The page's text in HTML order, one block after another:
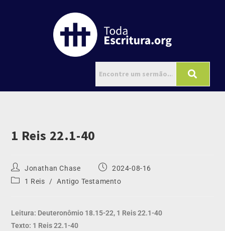
1 Reis 22.1-40
Jonathan Chase
2024-08-16
1 Reis
/ Antigo Testamento
Leitura: Deuteronômio 18.15-22, 1 Reis 22.1-40
Texto: 1 Reis 22.1-40